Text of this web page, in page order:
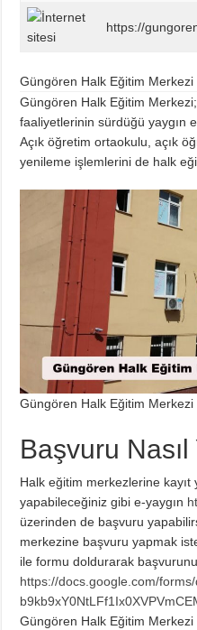
https://
Güngören Halk Eğitim Merkezi
Güngören Halk Eğitim
faaliyetlerinin sürdüğü yaygın
Açık öğretim ortaokulu, açık
yenileme işlemlerini de halk
Güngören Halk Eğitim Merkezi
Başvuru Nasıl
Halk eğitim merkezlerine
yapabileceğiniz gibi e-yaygın
üzerinden de başvuru
merkezine başvuru yapmak
ile formu doldurarak
https://docs.google.com/
Güngören Halk Eğitim